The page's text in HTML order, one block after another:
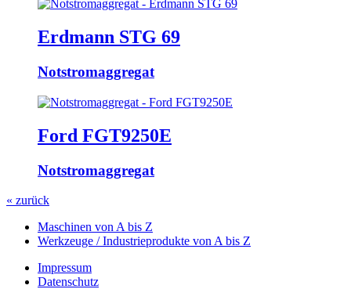
Erdmann STG 69
Notstromaggregat
Ford FGT9250E
Notstromaggregat
« zurück
Maschinen von A bis Z
Werkzeuge / Industrieprodukte von A bis Z
Impressum
Datenschutz